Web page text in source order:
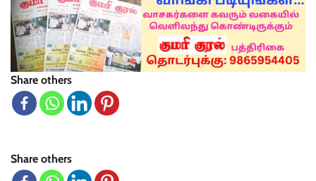
Share others
Share others